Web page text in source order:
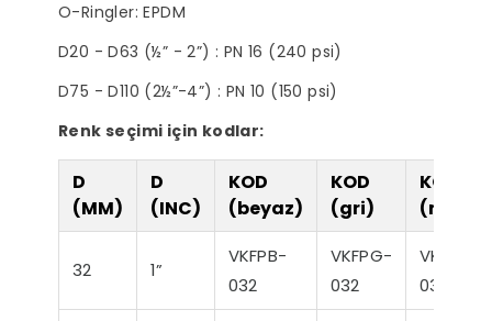
O-Ringler: EPDM
D20 - D63 (½” - 2”) : PN 16 (240 psi)
D75 - D110 (2½”-4”) : PN 10 (150 psi)
Renk seçimi için kodlar:
D
(MM)
D
(INC)
KOD
(beyaz)
KOD
(gri)
KOD
(mavi)
32 1”
VKFPB-
032
VKFPG-
032
VKFPM-
032